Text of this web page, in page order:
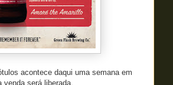
acontece daqui uma semana em
venda será liberada.